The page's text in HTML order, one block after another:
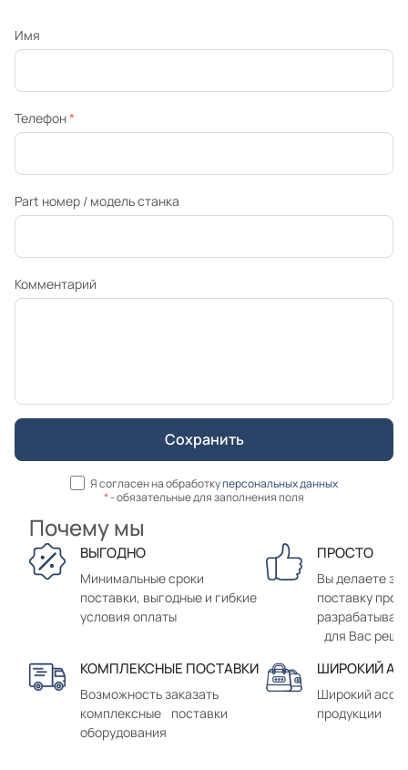
Имя
Телефон*
Part номер / модель станка
Комментарий
Я согласен на обработкуперсональных данных
*- обязательные для заполнения поля
Почему мы
ВЫГОДНО
Минимальные сроки
поставки, выгодные и гибкие
условия оплаты
ПРОСТО
Вы делаете
поставку
для Вас
КОМПЛЕКСНЫЕ ПОСТАВКИ
Возможность заказать
комплексные поставки
оборудования
ШИРОКИЙ
Широкий
продукции